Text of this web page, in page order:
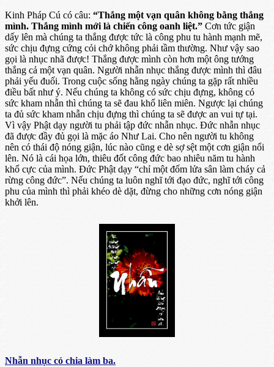
Kinh Pháp Cú có câu: “Thắng một vạn quân không bằng thắng
mình. Thắng mình mới là chiến công oanh liệt.” Cơn tức giận
dấy lên mà chúng ta thắng được tức là công phu tu hành mạnh mẽ,
sức chịu đựng cứng cỏi chớ không phải tầm thường. Như vậy sao
gọi là nhục nhã được! Thắng được mình còn hơn một ông tướng
thắng cả một vạn quân. Người nhẫn nhục thắng được mình thì đâu
phải yếu đuối. Trong cuộc sống hằng ngày chúng ta gặp rất nhiều
điều bất như ý. Nếu chúng ta không có sức chịu đựng, không có
sức kham nhẫn thì chúng ta sẽ đau khổ liên miên. Ngược lại chúng
ta đủ sức kham nhẫn chịu đựng thì chúng ta sẽ được an vui tự tại.
Vì vậy Phật dạy người tu phải tập đức nhẫn nhục. Đức nhẫn nhục
đã được đầy đủ gọi là mặc áo Như Lai. Cho nên người tu không
nên có thái độ nóng giận, lúc nào cũng e dè sợ sệt một cơn giận nổi
lên. Nó là cái họa lớn, thiêu đốt công đức bao nhiêu năm tu hành
khổ cực của mình. Đức Phật dạy “chỉ một đốm lửa sân làm cháy cả
rừng công đức”. Nếu chúng ta luôn nghĩ tới đạo đức, nghĩ tới công
phu của mình thì phải khéo dè dặt, đừng cho những cơn nóng giận
khởi lên.
Nhẫn nhục có chia làm ba.